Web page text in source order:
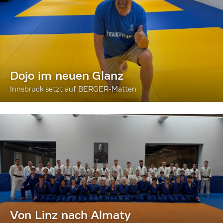
Dojo im neuen Glanz
Innsbruck setzt auf BERGER-Matten
Von Linz nach Almaty